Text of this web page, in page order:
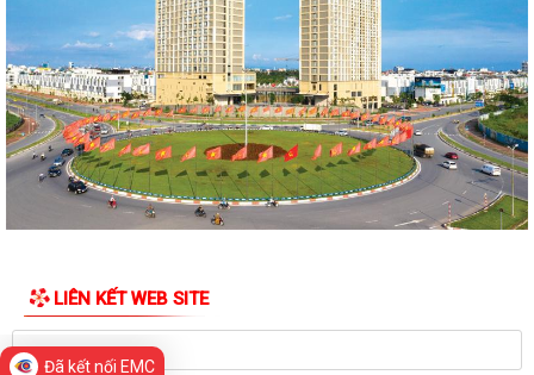
Quyết định Về việc thu hồi đất để GPMB thực hiện Dự án: Mở rộng
đường Lý Thái Tông kéo dài (đoạn...
Quyết định Về việc thu hồi đất để GPMB thực hiện Dự án: Mở rộng
đường Lý Thái Tông kéo dài (đoạn...
Quyết định Về việc thu hồi đất để GPMB thực hiện Dự án: Mở rộng
đường Lý Thái Tông kéo dài (đoạn...
đường Lý Thái Tông kéo dài (đoạn...
Quyết định Về việc thu hồi đất để GPMB thực hiện Dự án: Mở rộng
đường Lý Thái Tông kéo dài (đoạn...
LIÊN KẾT WEB SITE
Đã kết nối EMC